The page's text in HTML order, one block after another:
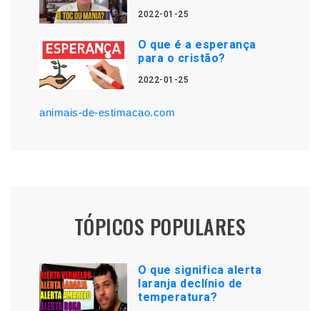
2022-01-25
O que é a esperança
para o cristão?
2022-01-25
animais-de-estimacao.com
TÓPICOS POPULARES
O que significa alerta
laranja declínio de
temperatura?